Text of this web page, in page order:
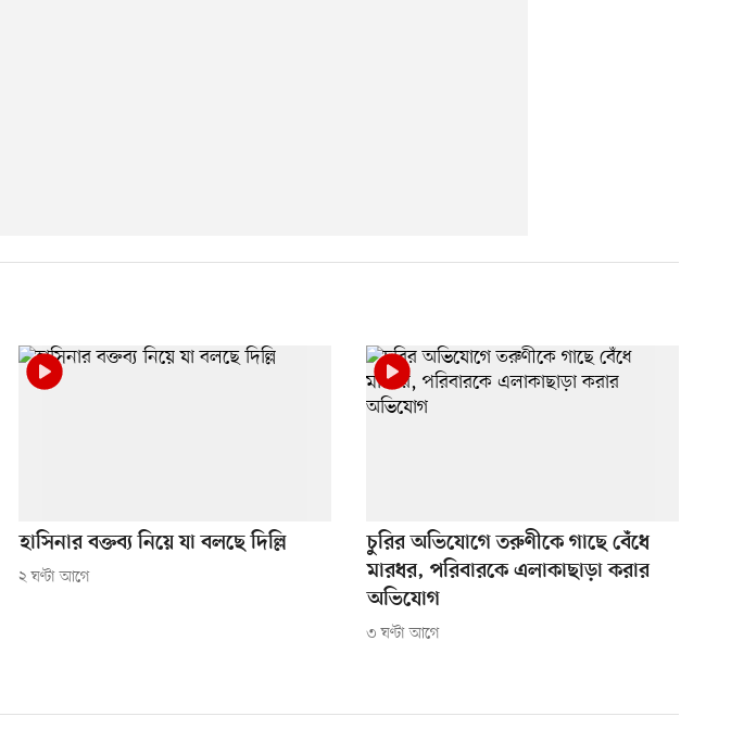
হাসিনার বক্তব্য নিয়ে যা বলছে দিল্লি
২ ঘণ্টা আগে
চুরির অভিযোগে তরুণীকে গাছে বেঁধে
মারধর, পরিবারকে এলাকাছাড়া করার
অভিযোগ
৩ ঘণ্টা আগে